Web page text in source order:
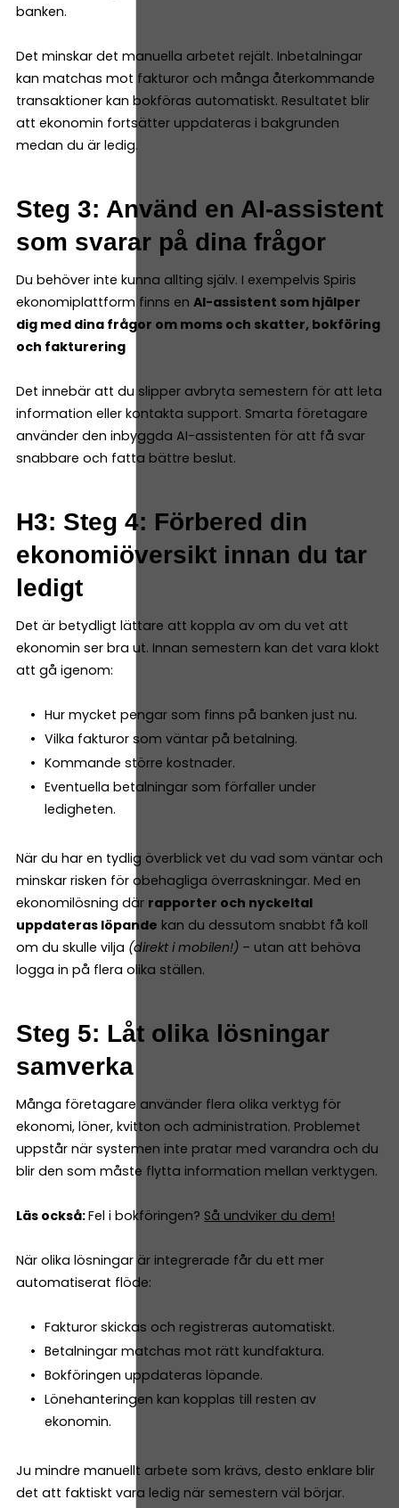
banken.
Det minskar det manuella arbetet rejält. Inbetalningar
kan matchas mot fakturor och många återkommande
transaktioner kan bokföras automatiskt. Resultatet blir
att ekonomin fortsätter uppdateras i bakgrunden
medan du är ledig.
Steg 3: Använd en AI-assistent
som svarar på dina frågor
Du behöver inte kunna allting själv. I exempelvis Spiris
ekonomiplattform finns en AI-assistent som hjälper
dig med dina frågor om moms och skatter, bokföring
och fakturering
Det innebär att du slipper avbryta semestern för att leta
information eller kontakta support. Smarta företagare
använder den inbyggda AI-assistenten för att få svar
snabbare och fatta bättre beslut.
H3: Steg 4: Förbered din
ekonomiöversikt innan du tar
ledigt
Det är betydligt lättare att koppla av om du vet att
ekonomin ser bra ut. Innan semestern kan det vara klokt
att gå igenom:
Hur mycket pengar som finns på banken just nu.
Vilka fakturor som väntar på betalning.
Kommande större kostnader.
Eventuella betalningar som förfaller under
ledigheten.
När du har en tydlig överblick vet du vad som väntar och
minskar risken för obehagliga överraskningar. Med en
ekonomilösning där rapporter och nyckeltal
uppdateras löpande kan du dessutom snabbt få koll
om du skulle vilja (direkt i mobilen!) – utan att behöva
logga in på flera olika ställen.
Steg 5: Låt olika lösningar
samverka
Många företagare använder flera olika verktyg för
ekonomi, löner, kvitton och administration. Problemet
uppstår när systemen inte pratar med varandra och du
blir den som måste flytta information mellan verktygen.
Läs också:Fel i bokföringen? Så undviker du dem!
När olika lösningar är integrerade får du ett mer
automatiserat flöde:
Fakturor skickas och registreras automatiskt.
Betalningar matchas mot rätt kundfaktura.
Bokföringen uppdateras löpande.
Lönehanteringen kan kopplas till resten av
ekonomin.
Ju mindre manuellt arbete som krävs, desto enklare blir
det att faktiskt vara ledig när semestern väl börjar.